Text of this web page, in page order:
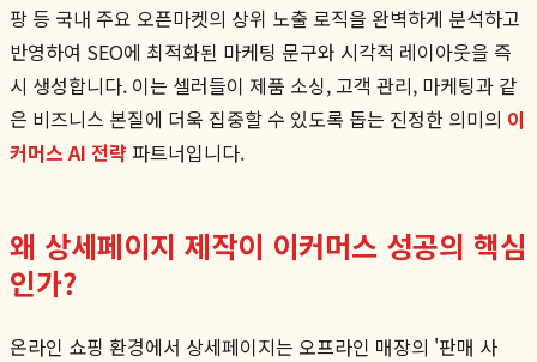
팡 등 국내 주요 오픈마켓의 상위 노출 로직을 완벽하게 분석하고
반영하여 SEO에 최적화된 마케팅 문구와 시각적 레이아웃을 즉
시 생성합니다. 이는 셀러들이 제품 소싱, 고객 관리, 마케팅과 같
은 비즈니스 본질에 더욱 집중할 수 있도록 돕는 진정한 의미의 이
커머스 AI 전략 파트너입니다.
왜 상세페이지 제작이 이커머스 성공의 핵심
인가?
온라인 쇼핑 환경에서 상세페이지는 오프라인 매장의 '판매 사